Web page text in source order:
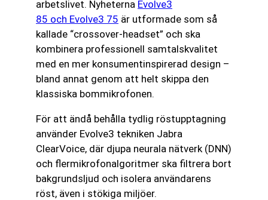
arbetslivet. Nyheterna Evolve3
85 och Evolve3 75 är utformade som så
kallade “crossover-headset” och ska
kombinera professionell samtalskvalitet
med en mer konsumentinspirerad design –
bland annat genom att helt skippa den
klassiska bommikrofonen.
För att ändå behålla tydlig röstupptagning
använder Evolve3 tekniken Jabra
ClearVoice, där djupa neurala nätverk (DNN)
och flermikrofonalgoritmer ska filtrera bort
bakgrundsljud och isolera användarens
röst, även i stökiga miljöer.